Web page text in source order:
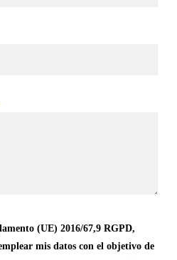
(UE) 2016/67,9 RGPD,
mis datos con el objetivo de